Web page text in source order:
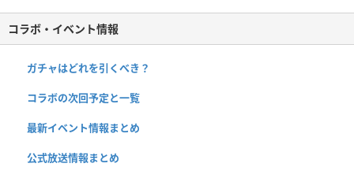
コラボ・イベント情報
ガチャはどれを引くべき？
コラボの次回予定と一覧
最新イベント情報まとめ
公式放送情報まとめ